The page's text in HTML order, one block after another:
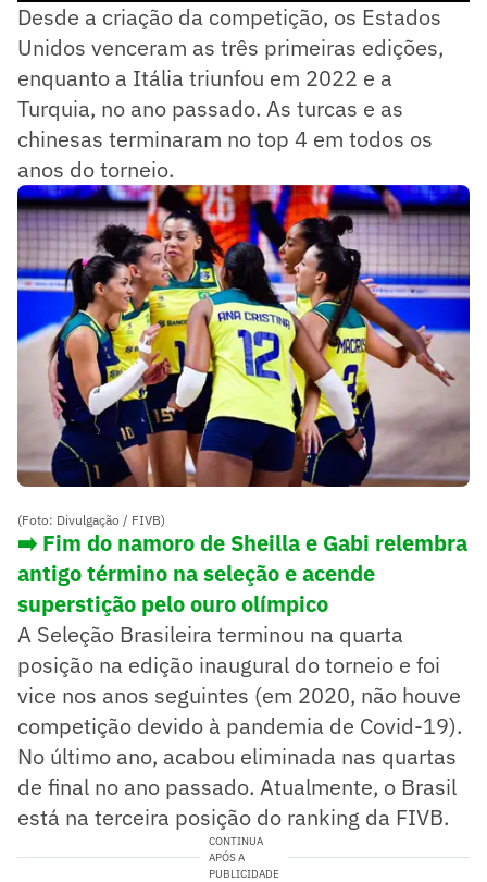
Desde a criação da competição, os Estados
Unidos venceram as três primeiras edições,
enquanto a Itália triunfou em 2022 e a
Turquia, no ano passado. As turcas e as
chinesas terminaram no top 4 em todos os
anos do torneio.
(Foto: Divulgação / FIVB)
➡️ Fim do namoro de Sheilla e Gabi relembra
antigo término na seleção e acende
superstição pelo ouro olímpico
A Seleção Brasileira terminou na quarta
posição na edição inaugural do torneio e foi
vice nos anos seguintes (em 2020, não houve
competição devido à pandemia de Covid-19).
No último ano, acabou eliminada nas quartas
de final no ano passado. Atualmente, o Brasil
está na terceira posição do ranking da FIVB.
CONTINUA
APÓS A
PUBLICIDADE